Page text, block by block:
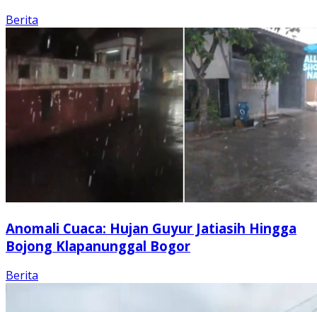
Berita
Anomali Cuaca: Hujan Guyur Jatiasih Hingga
Bojong Klapanunggal Bogor
Berita